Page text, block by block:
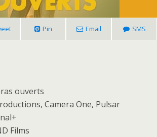
Pin Email SMS
ouverts
Camera One, Pulsar
Films